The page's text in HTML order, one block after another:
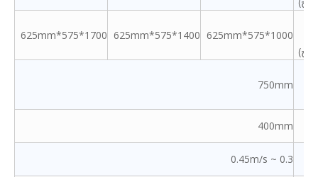
1000*575*625mm
1400*575*625mm
1700*575*625mm
750mm
400mm
0.3 ~ 0.45m/s